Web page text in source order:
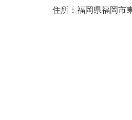
住所：福岡県福岡市